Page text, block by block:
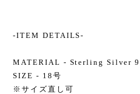
-ITEM DETAILS-
MATERIAL - Sterling Silver
SIZE - 18号
※サイズ直し可